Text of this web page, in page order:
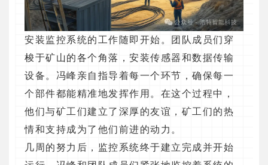
安装监控系统的工作随即开始。团队成员们穿
梭于矿山的各个角落，安装传感器和数据传输
设备。冯峰亲自指导着每一个环节，确保每一
个部件都能精准地发挥作用。在这个过程中，
他们与矿工们建立了深厚的友谊，矿工们的热
情和支持成为了他们前进的动力。
几周的努力后，监控系统终于建立完成并开始